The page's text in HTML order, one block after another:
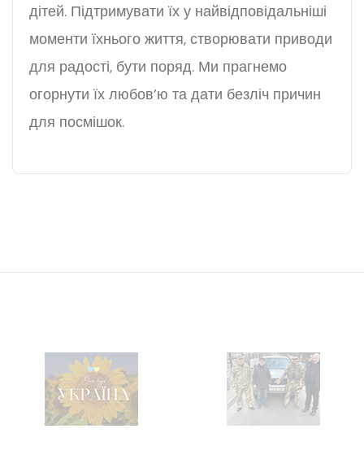
дітей. Підтримувати їх у найвідповідальніші
моменти їхнього життя, створювати приводи
для радості, бути поряд. Ми прагнемо
огорнути їх любов’ю та дати безліч причин
для посмішок.